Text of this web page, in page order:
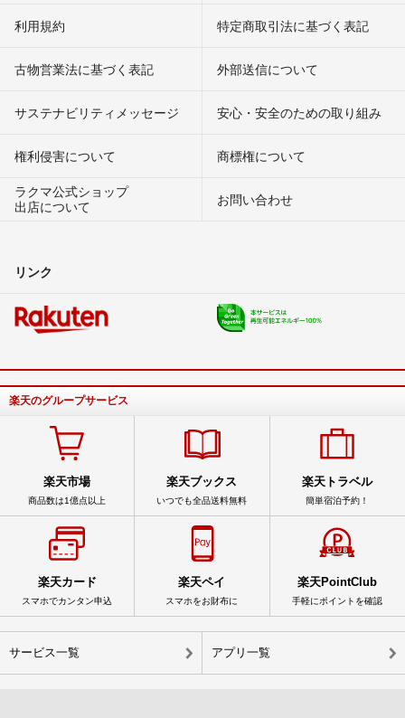
利用規約 特定商取引法に基づく表記
古物営業法に基づく表記 外部送信について
サステナビリティメッセージ 安心・安全のための取り組み
権利侵害について
商標権について
ラクマ公式ショップ
出店について
お問い合わせ
リンク
楽天のグループサービス
楽天市場
商品数は1億点以上
楽天ブックス
いつでも全品送料無料
楽天トラベル
簡単宿泊予約！
楽天カード
スマホでカンタン申込
楽天ペイ
スマホをお財布に
楽天PointClub
手軽にポイントを確認
サービス一覧 アプリ一覧